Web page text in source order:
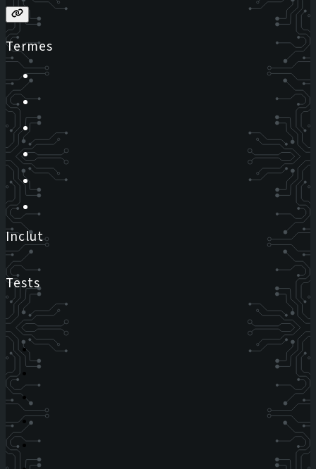
Termes
Inclut
Tests